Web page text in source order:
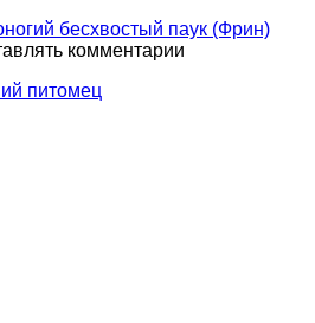
бесхвостый паук (Фрин)
комментарии
питомец